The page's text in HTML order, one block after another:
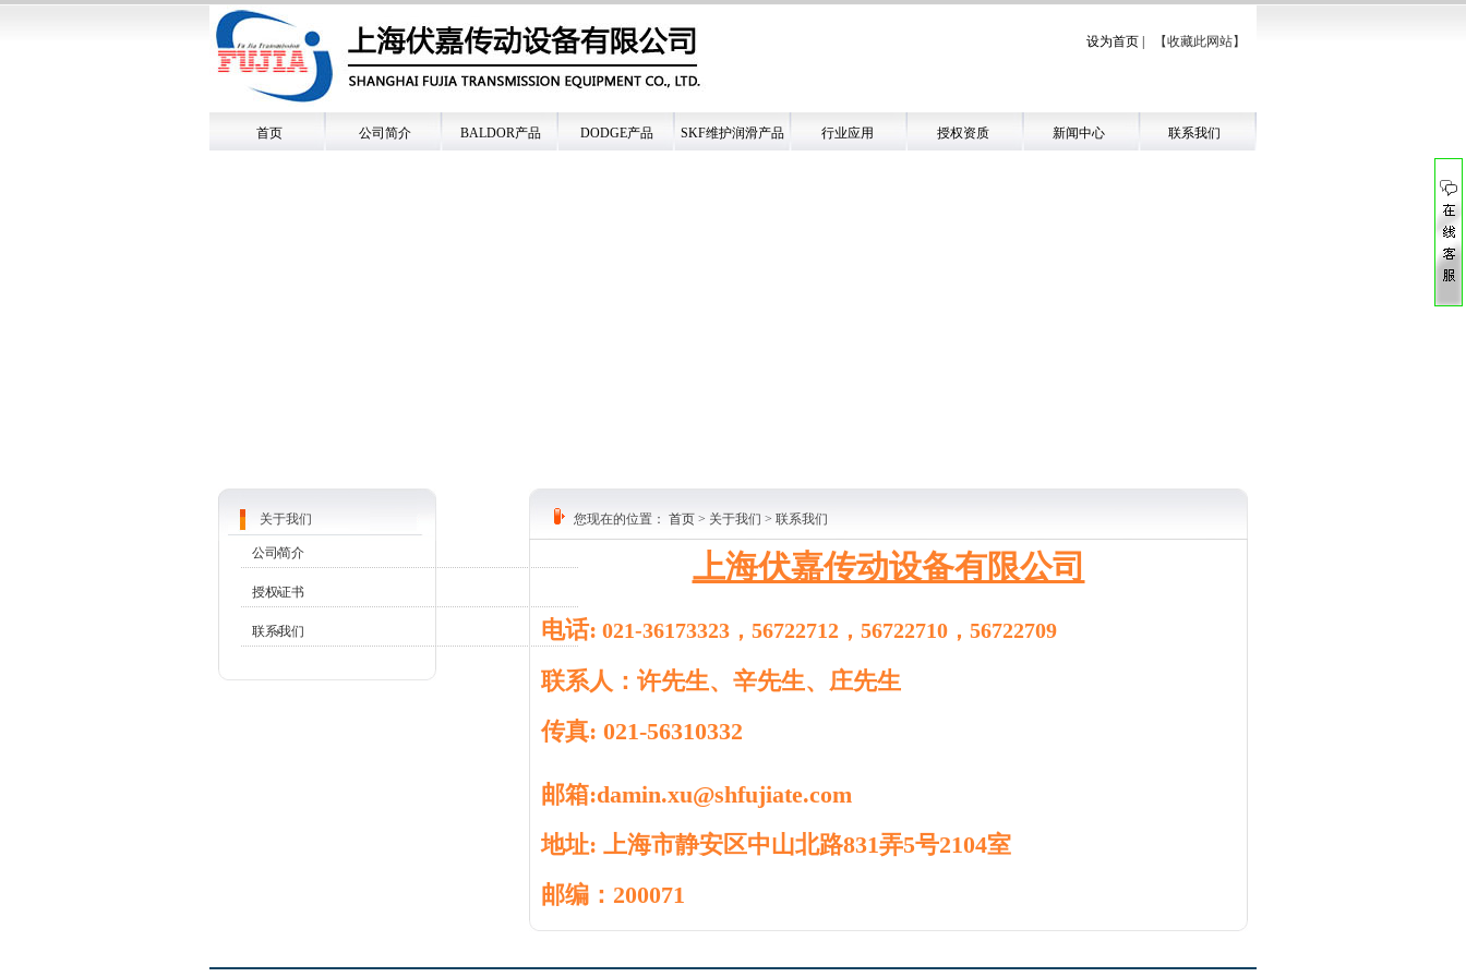
设为首页 【收藏此网站】
首页 公司简介 BALDOR产品 DODGE产品 SKF维护润滑产品 行业应用 授权资质 新闻中心 联系我们
关于我们
公司简介
授权证书
联系我们
您现在的位置： 首页 > 关于我们 > 联系我们
上海伏嘉传动设备有限公司
电话: 021-36173323，56722712，56722710，56722709
联系人： 许先生、辛先生、庄先生
传真: 021-56310332
邮箱:damin.xu@shfujiate.com
地址: 上海市静安区中山北路831弄5号2104室
邮编： 200071